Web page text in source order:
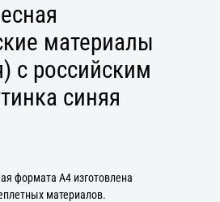
материалы
с российским
синяя
формата А4 изготовлена
материалов.